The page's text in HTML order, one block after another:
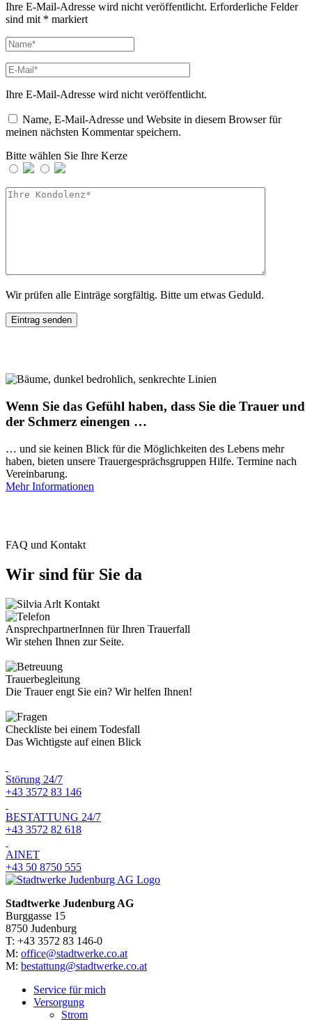
Ihre E-Mail-Adresse wird nicht veröffentlicht. Erforderliche Felder
sind mit * markiert
Ihre E-Mail-Adresse wird nicht veröffentlicht.
Name, E-Mail-Adresse und Website in diesem Browser für
meinen nächsten Kommentar speichern.
Bitte wählen Sie Ihre Kerze
Wir prüfen alle Einträge sorgfältig. Bitte um etwas Geduld.
Wenn Sie das Gefühl haben, dass Sie die Trauer und
der Schmerz einengen …
… und sie keinen Blick für die Möglichkeiten des Lebens mehr
haben, bieten unsere Trauergesprächsgruppen Hilfe. Termine nach
Vereinbarung.
Mehr Informationen
FAQ und Kontakt
Wir sind für Sie da
AnsprechpartnerInnen für Ihren Trauerfall
Wir stehen Ihnen zur Seite.
Trauerbegleitung
Die Trauer engt Sie ein? Wir helfen Ihnen!
Checkliste bei einem Todesfall
Das Wichtigste auf einen Blick
Störung 24/7
+43 3572 83 146
BESTATTUNG 24/7
+43 3572 82 618
AINET
+43 50 8750 555
Stadtwerke Judenburg AG
Burggasse 15
8750 Judenburg
T: +43 3572 83 146-0
M: office@stadtwerke.co.at
M: bestattung@stadtwerke.co.at
Service für mich
Versorgung
Strom